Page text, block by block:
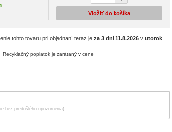
Vložiť do košíka
tohto tovaru pri objednaní teraz je za 3 dni 11.8.2026v utorok
Recyklačný poplatok je zarátaný v cene
bez predošlého upozornenia)